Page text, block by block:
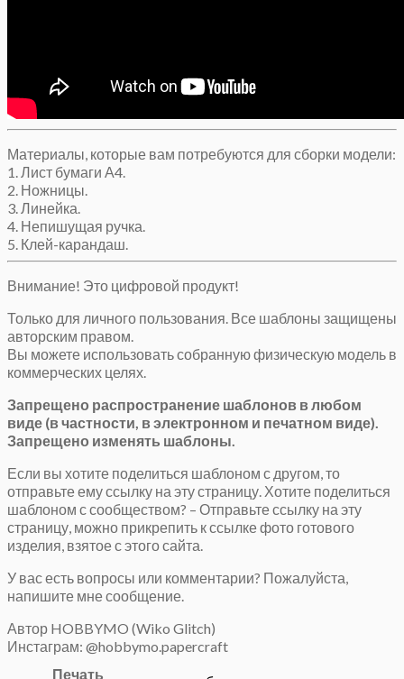
Материалы, которые вам потребуются для сборки модели:
1. Лист бумаги А4.
2. Ножницы.
3. Линейка.
4. Непишущая ручка.
5. Клей-карандаш.
Внимание! Это цифровой продукт!
Только для личного пользования. Все шаблоны защищены
авторским правом.
Вы можете использовать собранную физическую модель в
коммерческих целях.
Запрещено распространение шаблонов в любом
виде (в частности, в электронном и печатном виде).
Запрещено изменять шаблоны.
Если вы хотите поделиться шаблоном с другом, то
отправьте ему ссылку на эту страницу. Хотите поделиться
шаблоном с сообществом? – Отправьте ссылку на эту
страницу, можно прикрепить к ссылке фото готового
изделия, взятое с этого сайта.
У вас есть вопросы или комментарии? Пожалуйста,
напишите мне сообщение.
Автор HOBBYMO (Wiko Glitch)
Инстаграм: @hobbymo.papercraft
Печать